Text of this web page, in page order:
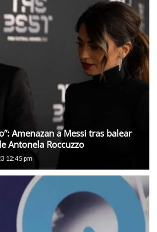
Amenazan a Messi tras balear
Antonela Roccuzzo
12:45 pm